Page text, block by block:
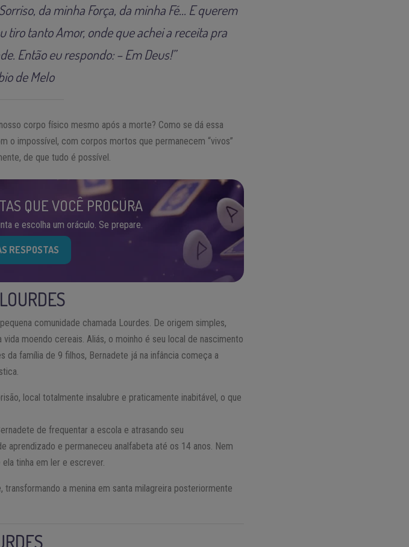
da minha Força, da minha Fé… E querem
tiro tanto Amor, onde que achei a receita pra
Então eu respondo: – Em Deus!”
de Melo
corpo físico mesmo após a morte? Como se dá essa
o impossível, com corpos mortos que permanecem “vivos”
de que tudo é possível.
QUE VOCÊ PROCURA
e escolha um oráculo. Se prepare.
RESPOSTAS
comunidade chamada Lourdes. De origem simples,
moendo cereais. Aliás, o moinho é seu local de nascimento
da família de 9 filhos, Bernadete já na infância começa a
local totalmente insalubre e praticamente inabitável, o que
de frequentar a escola e atrasando seu
aprendizado e permaneceu analfabeta até os 14 anos. Nem
tinha em ler e escrever.
a menina em santa milagreira posteriormente